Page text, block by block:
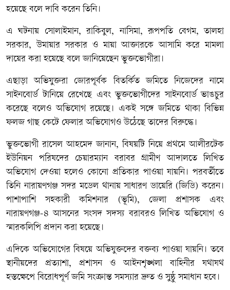
হয়েছে বলে দাবি করেন তিনি।
এ ঘটনায় সোলাইমান, রাকিবুল, নাসিমা, রূপপতি বেগম, তালহা
সরকার, উমায়ার সরকার ও মায়া আক্তারকে আসামি করে মামলা
দায়ের করা হয়েছে বলে জানিয়েছেন ভুক্তভোগীরা।
এছাড়া অভিযুক্তরা জোরপূর্বক বিতর্কিত জমিতে নিজেদের নামে
সাইনবোর্ড টানিয়ে রেখেছে এবং ভুক্তভোগীদের সাইনবোর্ড ভাঙচুর
করেছে বলেও অভিযোগ রয়েছে। একই সঙ্গে জমিতে থাকা বিভিন্ন
ফলজ গাছ কেটে ফেলার অভিযোগও উঠেছে তাদের বিরুদ্ধে।
ভুক্তভোগী রাসেল আহমেদ জানান, বিষয়টি নিয়ে প্রথমে আলীরটেক
ইউনিয়ন পরিষদের চেয়ারম্যান বরাবর গ্রামীণ আদালতে লিখিত
অভিযোগ দেওয়া হলেও কোনো প্রতিকার পাওয়া যায়নি। পরবর্তীতে
তিনি নারায়ণগঞ্জ সদর মডেল থানায় সাধারণ ডায়েরি (জিডি) করেন।
পাশাপাশি সহকারী কমিশনার (ভূমি), জেলা প্রশাসক এবং
নারায়ণগঞ্জ-৪ আসনের সংসদ সদস্য বরাবরও লিখিত অভিযোগ ও
স্মারকলিপি প্রদান করা হয়েছে।
এদিকে অভিযোগের বিষয়ে অভিযুক্তদের বক্তব্য পাওয়া যায়নি। তবে
স্থানীয়দের প্রত্যাশা, প্রশাসন ও আইনশৃঙ্খলা বাহিনীর যথাযথ
হস্তক্ষেপে বিরোধপূর্ণ জমি সংক্রান্ত সমস্যার দ্রুত ও সুষ্ঠু সমাধান হবে।